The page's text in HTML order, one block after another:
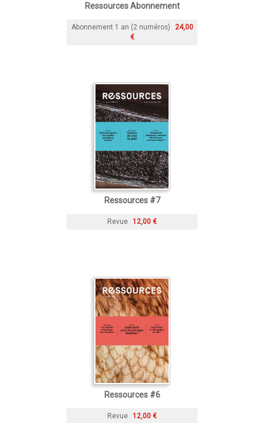
Ressources Abonnement
Abonnement 1 an (2 numéros)
24,00
€
Ressources #7
Revue 12,00 €
Ressources #6
Revue 12,00 €